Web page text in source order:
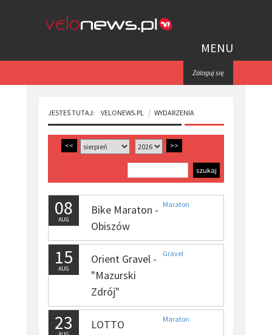
MENU
Zaloguj się
JESTEŚ TUTAJ: VELONEWS.PL WYDARZENIA
<< >>
08
AUG
Bike Maraton -
Obiszów
Maraton
15
AUG
Orient Gravel -
"Mazurski
Zdrój"
Gravel
23
LOTTO
Maraton